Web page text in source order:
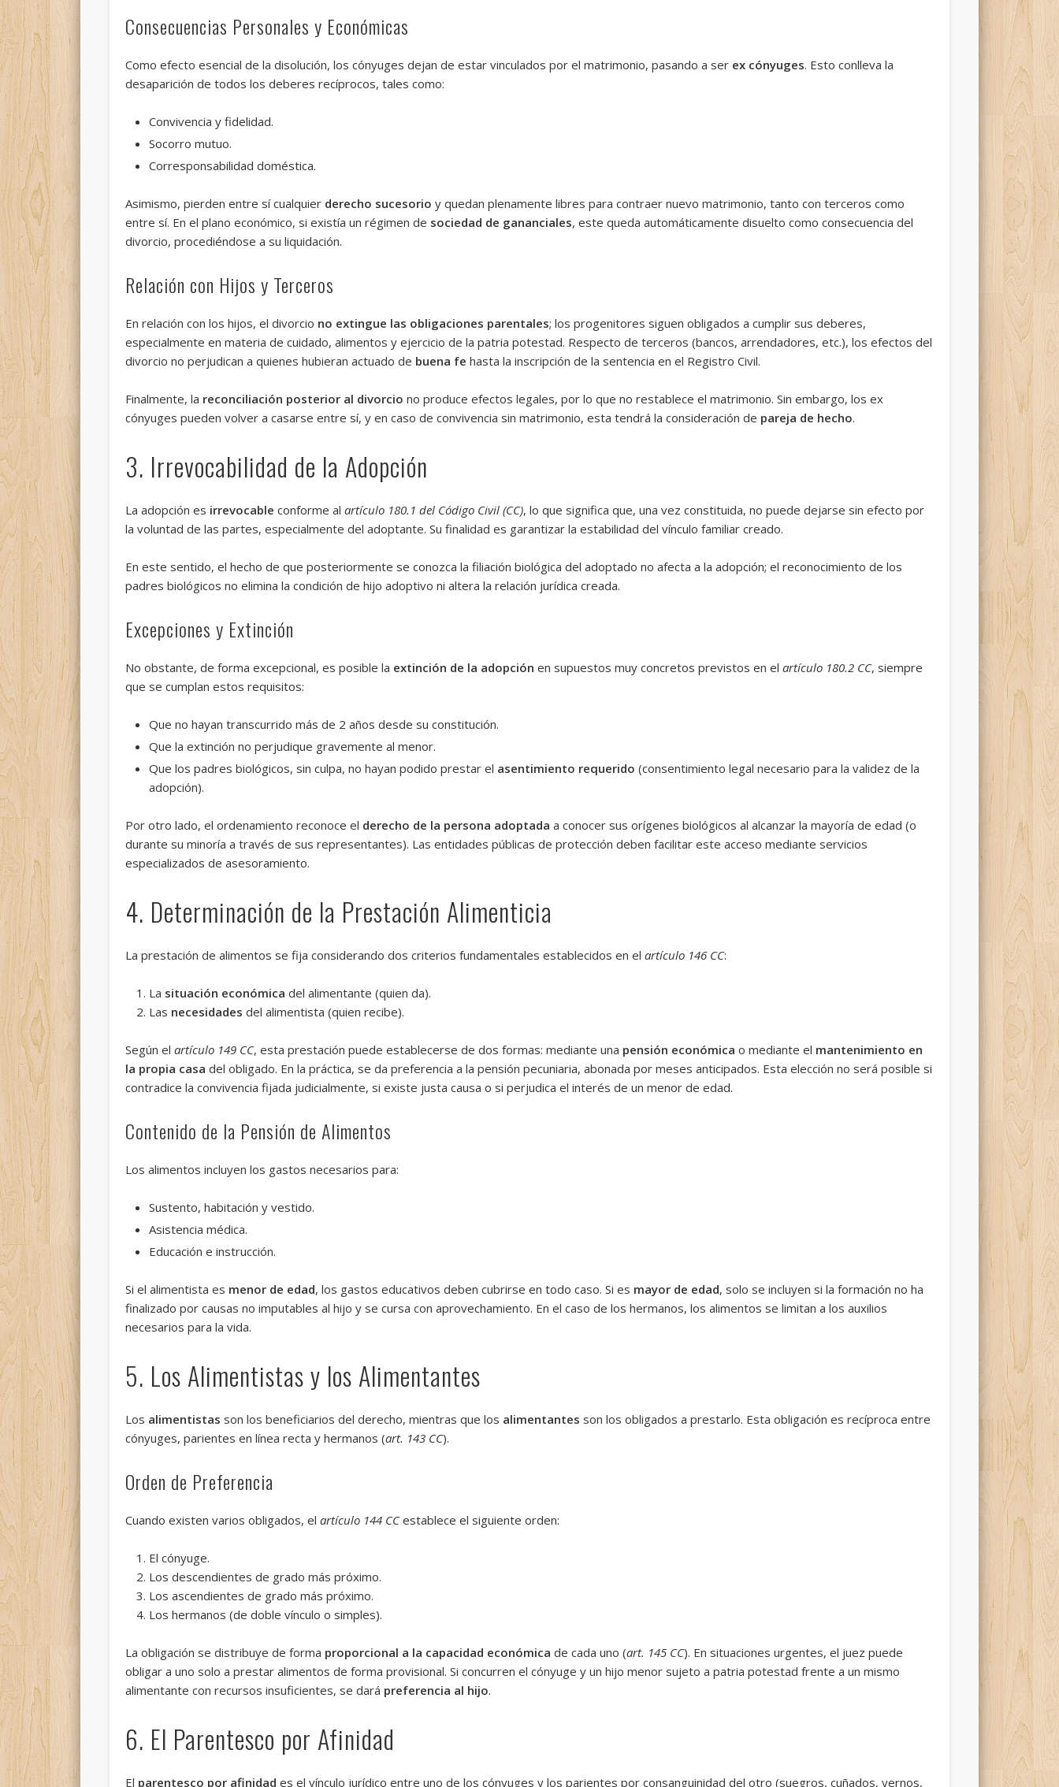
Consecuencias Personales y Económicas
Como efecto esencial de la disolución, los cónyuges dejan de estar vinculados por el matrimonio, pasando a ser ex cónyuges. Esto conlleva la
desaparición de todos los deberes recíprocos, tales como:
Convivencia y fidelidad.
Socorro mutuo.
Corresponsabilidad doméstica.
Asimismo, pierden entre sí cualquier derecho sucesorio y quedan plenamente libres para contraer nuevo matrimonio, tanto con terceros como
entre sí. En el plano económico, si existía un régimen de sociedad de gananciales, este queda automáticamente disuelto como consecuencia del
divorcio, procediéndose a su liquidación.
Relación con Hijos y Terceros
En relación con los hijos, el divorcio no extingue las obligaciones parentales; los progenitores siguen obligados a cumplir sus deberes,
especialmente en materia de cuidado, alimentos y ejercicio de la patria potestad. Respecto de terceros (bancos, arrendadores, etc.), los efectos del
divorcio no perjudican a quienes hubieran actuado de buena fe hasta la inscripción de la sentencia en el Registro Civil.
Finalmente, la reconciliación posterior al divorcio no produce efectos legales, por lo que no restablece el matrimonio. Sin embargo, los ex
cónyuges pueden volver a casarse entre sí, y en caso de convivencia sin matrimonio, esta tendrá la consideración de pareja de hecho.
3. Irrevocabilidad de la Adopción
La adopción es irrevocable conforme al artículo 180.1 del Código Civil (CC), lo que significa que, una vez constituida, no puede dejarse sin efecto por
la voluntad de las partes, especialmente del adoptante. Su finalidad es garantizar la estabilidad del vínculo familiar creado.
En este sentido, el hecho de que posteriormente se conozca la filiación biológica del adoptado no afecta a la adopción; el reconocimiento de los
padres biológicos no elimina la condición de hijo adoptivo ni altera la relación jurídica creada.
Excepciones y Extinción
No obstante, de forma excepcional, es posible la extinción de la adopción en supuestos muy concretos previstos en el artículo 180.2 CC, siempre
que se cumplan estos requisitos:
Que no hayan transcurrido más de 2 años desde su constitución.
Que la extinción no perjudique gravemente al menor.
Que los padres biológicos, sin culpa, no hayan podido prestar el asentimiento requerido (consentimiento legal necesario para la validez de la
adopción).
Por otro lado, el ordenamiento reconoce el derecho de la persona adoptada a conocer sus orígenes biológicos al alcanzar la mayoría de edad (o
durante su minoría a través de sus representantes). Las entidades públicas de protección deben facilitar este acceso mediante servicios
especializados de asesoramiento.
4. Determinación de la Prestación Alimenticia
La prestación de alimentos se fija considerando dos criterios fundamentales establecidos en el artículo 146 CC:
La situación económica del alimentante (quien da).
Las necesidades del alimentista (quien recibe).
Según el artículo 149 CC, esta prestación puede establecerse de dos formas: mediante una pensión económica o mediante el mantenimiento en
la propia casa del obligado. En la práctica, se da preferencia a la pensión pecuniaria, abonada por meses anticipados. Esta elección no será posible si
contradice la convivencia fijada judicialmente, si existe justa causa o si perjudica el interés de un menor de edad.
Contenido de la Pensión de Alimentos
Los alimentos incluyen los gastos necesarios para:
Sustento, habitación y vestido.
Asistencia médica.
Educación e instrucción.
Si el alimentista es menor de edad, los gastos educativos deben cubrirse en todo caso. Si es mayor de edad, solo se incluyen si la formación no ha
finalizado por causas no imputables al hijo y se cursa con aprovechamiento. En el caso de los hermanos, los alimentos se limitan a los auxilios
necesarios para la vida.
5. Los Alimentistas y los Alimentantes
Los alimentistas son los beneficiarios del derecho, mientras que los alimentantes son los obligados a prestarlo. Esta obligación es recíproca entre
cónyuges, parientes en línea recta y hermanos (art. 143 CC).
Orden de Preferencia
Cuando existen varios obligados, el artículo 144 CCestablece el siguiente orden:
El cónyuge.
Los descendientes de grado más próximo.
Los ascendientes de grado más próximo.
Los hermanos (de doble vínculo o simples).
La obligación se distribuye de forma proporcional a la capacidad económica de cada uno (art. 145 CC). En situaciones urgentes, el juez puede
obligar a uno solo a prestar alimentos de forma provisional. Si concurren el cónyuge y un hijo menor sujeto a patria potestad frente a un mismo
alimentante con recursos insuficientes, se dará preferencia al hijo.
6. El Parentesco por Afinidad
El parentesco por afinidad es el vínculo jurídico entre uno de los cónyuges y los parientes por consanguinidad del otro (suegros, cuñados, yernos,